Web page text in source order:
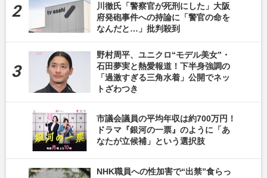
川徹氏「警察官が死刑にした」大阪
府発砲事件への持論に「警官の命を
なんだと…」批判殺到
野村周平、ユニクロ“モデル美女”・
石田夢実と熱愛報道！下半身強調の
「過激すぎる三角水着」公開でネッ
トざわつき
市議会議員の平均年収は約700万円！
ドラマ『銀河の一票』のように「あ
なたが立候補」という選択肢
NHK職員への性加害で“出禁”食らっ